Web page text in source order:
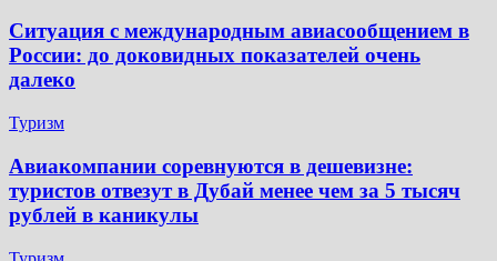
Ситуация с международным авиасообщением в
России: до доковидных показателей очень
далеко
Туризм
Авиакомпании соревнуются в дешевизне:
туристов отвезут в Дубай менее чем за 5 тысяч
рублей в каникулы